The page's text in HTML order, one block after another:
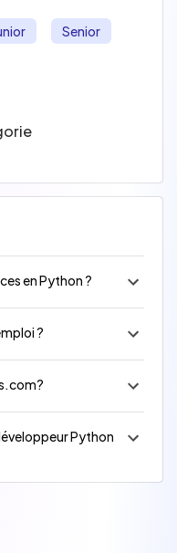
Senior
en Python ?
?
Python